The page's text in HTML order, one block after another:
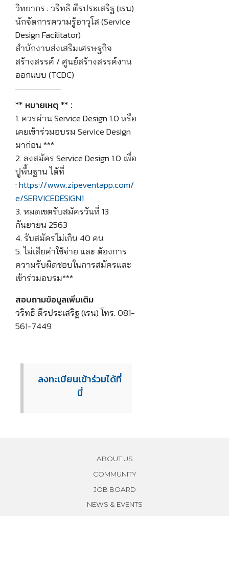
วิทยากร : วริทธิ ตีรประเสริฐ (เรน)
นักจัดการความรู้อาวุโส (Service
Design Facilitator)
สำนักงานส่งเสริมเศรษฐกิจ
สร้างสรรค์ / ศูนย์สร้างสรรค์งาน
ออกแบบ (TCDC)
** หมายเหตุ ** :
1. ควรผ่าน Service Design 1.0 หรือ
เคยเข้าร่วมอบรม Service Design
มาก่อน ***
2. ลงสมัคร Service Design 1.0 เพื่อ
ปูพื้นฐาน ได้ที่
:https://www.zipeventapp.com/
e/SERVICEDESIGN1
3. หมดเขตรับสมัครวันที่ 13
กันยายน 2563
4. รับสมัครไม่เกิน 40 คน
5. ไม่เสียค่าใช้จ่าย และ ต้องการ
ความรับผิดชอบในการสมัครและ
เข้าร่วมอบรม***
สอบถามข้อมูลเพิ่มเติม
วริทธิ ตีรประเสริฐ (เรน) โทร. 081-
561-7449
ลงทะเบียนเข้าร่วมได้ที่
นี่
ABOUT US
COMMUNITY
JOB BOARD
NEWS & EVENTS